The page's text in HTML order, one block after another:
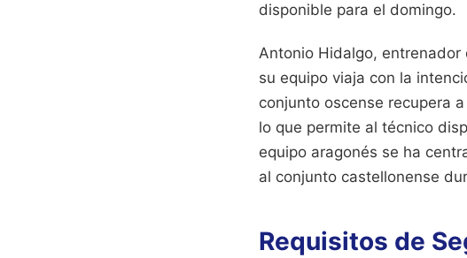
disponible para el domingo.
Antonio Hidalgo, entrenador
su equipo viaja con la
conjunto oscense recupera
lo que permite al técnico
equipo aragonés se ha
al conjunto castellonense
Requisitos de